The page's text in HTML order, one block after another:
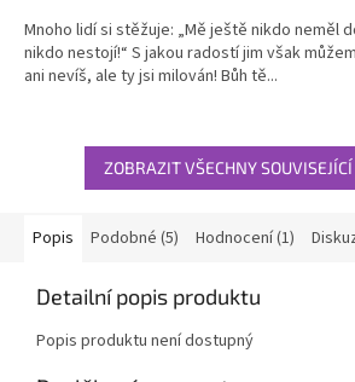
z
5
hvězdiček.
Mnoho lidí si stěžuje: „Mě ještě nikdo neměl
nikdo nestojí!“ S jakou radostí jim však
ani nevíš, ale ty jsi milován! Bůh tě...
ZOBRAZIT VŠECHNY
Popis Podobné (5) Hodnocení (1)
Detailní popis produktu
Popis produktu není dostupný